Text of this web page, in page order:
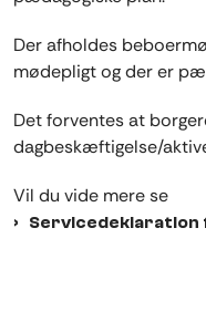
Der afholdes
mødepligt og der er
Det forventes at
dagbeskæftigelse/
Vil du vide mere se